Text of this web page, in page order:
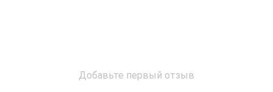
Добавьте первый отзыв